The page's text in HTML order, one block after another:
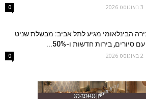
3 באוגוסט 2026 0
הבינלאומי מגיע לתל אביב: מבשלת שניט
סיורים, בירות חדשות ו-50%...
2 באוגוסט 2026 0